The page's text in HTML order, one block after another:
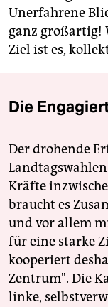
Unerfahrene
ganz großartig!
Ziel ist es,
Die
Der drohende
Kräfte
braucht es
und vor allem
für eine starke
kooperiert
Zentrum". Die
linke,